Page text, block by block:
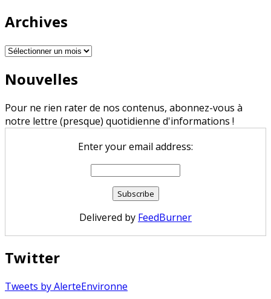
Archives
Archives
Nouvelles
Pour ne rien rater de nos contenus, abonnez-vous à
notre lettre (presque) quotidienne d'informations !
Enter your email address:
Delivered by FeedBurner
Twitter
Tweets by AlerteEnvironne